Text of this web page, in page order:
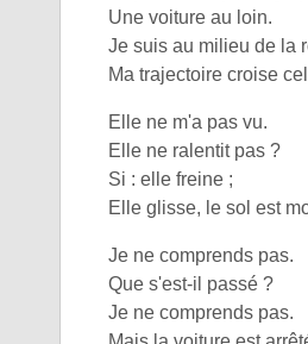
Une voiture au loin.
Je suis au milieu de la
Ma trajectoire croise
Elle ne m'a pas vu.
Elle ne ralentit pas ?
Si : elle freine ;
Elle glisse, le sol est
Je ne comprends pas.
Que s'est-il passé ?
Je ne comprends pas.